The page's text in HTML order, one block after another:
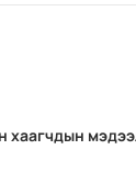
хаагчдын